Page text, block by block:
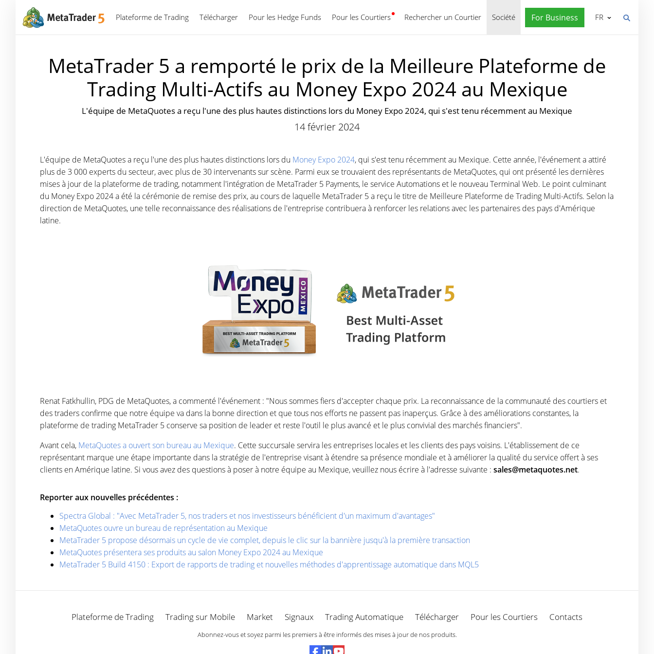
Plateforme de Trading Télécharger Pour les Hedge Funds Pour les Courtiers Rechercher un Courtier Société For Business
Français FR
MetaTrader 5 a remporté le prix de la Meilleure Plateforme de
Trading Multi-Actifs au Money Expo 2024 au Mexique
L'équipe de MetaQuotes a reçu l'une des plus hautes distinctions lors du Money Expo 2024, qui s'est tenu récemment au Mexique
14 février 2024
L'équipe de MetaQuotes a reçu l'une des plus hautes distinctions lors du Money Expo 2024, qui s'est tenu récemment au Mexique. Cette année, l'événement a attiré
plus de 3 000 experts du secteur, avec plus de 30 intervenants sur scène. Parmi eux se trouvaient des représentants de MetaQuotes, qui ont présenté les dernières
mises à jour de la plateforme de trading, notamment l'intégration de MetaTrader 5 Payments, le service Automations et le nouveau Terminal Web. Le point culminant
du Money Expo 2024 a été la cérémonie de remise des prix, au cours de laquelle MetaTrader 5 a reçu le titre de Meilleure Plateforme de Trading Multi-Actifs. Selon la
direction de MetaQuotes, une telle reconnaissance des réalisations de l'entreprise contribuera à renforcer les relations avec les partenaires des pays d'Amérique
latine.
Renat Fatkhullin, PDG de MetaQuotes, a commenté l'événement : "Nous sommes fiers d'accepter chaque prix. La reconnaissance de la communauté des courtiers et
des traders confirme que notre équipe va dans la bonne direction et que tous nos efforts ne passent pas inaperçus. Grâce à des améliorations constantes, la
plateforme de trading MetaTrader 5 conserve sa position de leader et reste l'outil le plus avancé et le plus convivial des marchés financiers".
Avant cela, MetaQuotes a ouvert son bureau au Mexique. Cette succursale servira les entreprises locales et les clients des pays voisins. L'établissement de ce
représentant marque une étape importante dans la stratégie de l'entreprise visant à étendre sa présence mondiale et à améliorer la qualité du service offert à ses
clients en Amérique latine. Si vous avez des questions à poser à notre équipe au Mexique, veuillez nous écrire à l'adresse suivante : sales@metaquotes.net.
Reporter aux nouvelles précédentes :
Spectra Global : "Avec MetaTrader 5, nos traders et nos investisseurs bénéficient d'un maximum d'avantages"
MetaQuotes ouvre un bureau de représentation au Mexique
MetaTrader 5 propose désormais un cycle de vie complet, depuis le clic sur la bannière jusqu'à la première transaction
MetaQuotes présentera ses produits au salon Money Expo 2024 au Mexique
MetaTrader 5 Build 4150 : Export de rapports de trading et nouvelles méthodes d'apprentissage automatique dans MQL5
Plateforme de Trading Trading sur Mobile Market Signaux Trading Automatique Télécharger Pour les Courtiers Contacts
Abonnez-vous et soyez parmi les premiers à être informés des mises à jour de nos produits.